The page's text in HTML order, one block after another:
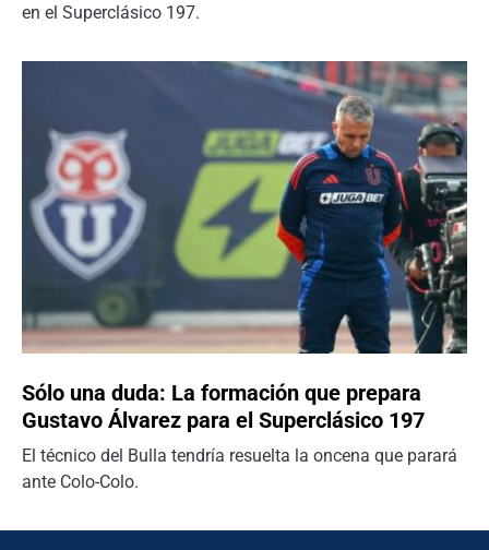
en el Superclásico 197.
Sólo una duda: La formación que prepara
Gustavo Álvarez para el Superclásico 197
El técnico del Bulla tendría resuelta la oncena que parará
ante Colo-Colo.